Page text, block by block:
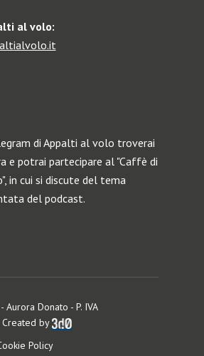
al volo:
di Appalti al volo troverai
e potrai partecipare al "Caffè di
in cui si discute del tema
del podcast.
Donato - P. IVA
by
Policy